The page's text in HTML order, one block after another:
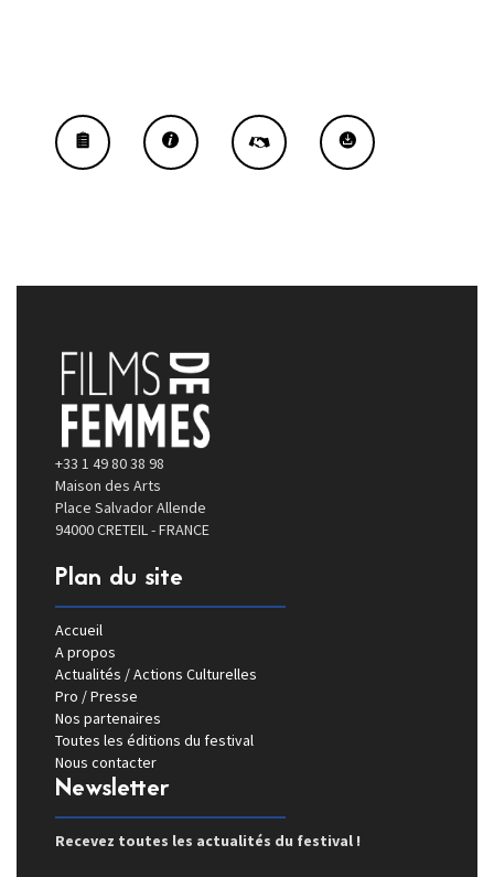
+33 1 49 80 38 98
Maison des Arts
Place Salvador Allende
94000 CRETEIL - FRANCE
Plan du site
Accueil
A propos
Actualités / Actions Culturelles
Pro / Presse
Nos partenaires
Toutes les éditions du festival
Nous contacter
Newsletter
Recevez toutes les actualités du festival !